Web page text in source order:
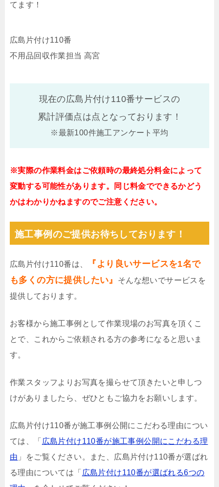
てます！
広島片付け110番
不用品回収作業担当 高宮
現在の広島片付け110番サービスの
累計評価点は点となっております！
※最新100件施工アンケート平均
※実際の作業料金はご依頼時の最終処分料金によって
変動する可能性があります。同じ料金でできるかどう
かはわかりかねますのでご注意ください。
施工事例のご提供お待ちしております！
広島片付け110番は、
『より良いサービスを1名で
も多くの方に提供したい』
そんな想いでサービスを
提供しております。
お客様から施工事例として作業現場のお写真を頂くこ
とで、これからご依頼される方の参考になると思いま
す。
作業スタッフよりお写真を撮らせて頂きたいと申しつ
けがありましたら、ぜひともご協力をお願いします。
広島片付け110番が施工事例公開にこだわる理由につい
ては、「 広島片付け110番が施工事例公開にこだわる理
由 」をご覧ください。また、広島片付け110番が選ばれ
る理由については「 広島片付け110番が選ばれる6つの